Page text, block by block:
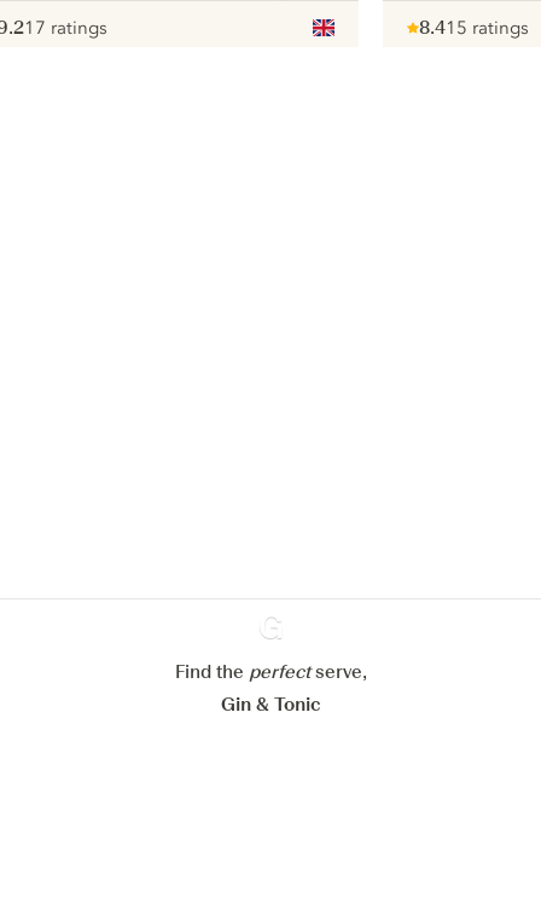
17 ratings
8.415 ratings
Ginventory
Find the perfectserve,
Gin & Tonic
Mijn cookie-instellingen aanpassen
Alles weigeren Alles aanvaarden